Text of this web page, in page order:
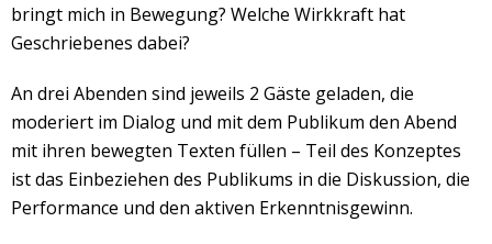
bringt mich in Bewegung? Welche Wirkkraft hat
Geschriebenes dabei?
An drei Abenden sind jeweils 2 Gäste geladen, die
moderiert im Dialog und mit dem Publikum den Abend
mit ihren bewegten Texten füllen – Teil des Konzeptes
ist das Einbeziehen des Publikums in die Diskussion, die
Performance und den aktiven Erkenntnisgewinn.